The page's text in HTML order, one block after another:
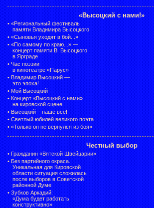
«Высоцкий с нами!»
• «Региональный фестиваль
памяти Владимира Высоцкого
• «Сыновья уходят в бой...»
• «По самому по краю...» —
концерт памяти В. Высоцкого
в Ярграде
• Час поэзии
в кинотеатре «Парус»
• Владимир Высоцкий —
это эпоха!
• Мой Высоцкий
• Концерт «Высоцкий с нами»
на кировской сцене
• Высоцкий – наше всё!
• Светлый юбилей великого поэта
• «Только он не вернулся из боя»
Честный выбор
• Гражданин «Вятской Швейцарии»
• Без партийного окраса.
Уникальная для Кировской
области ситуация сложилась
после выборов в Советской
районной Думе
• Зубков Аркадий:
«Дума будет работать
конструктивно»